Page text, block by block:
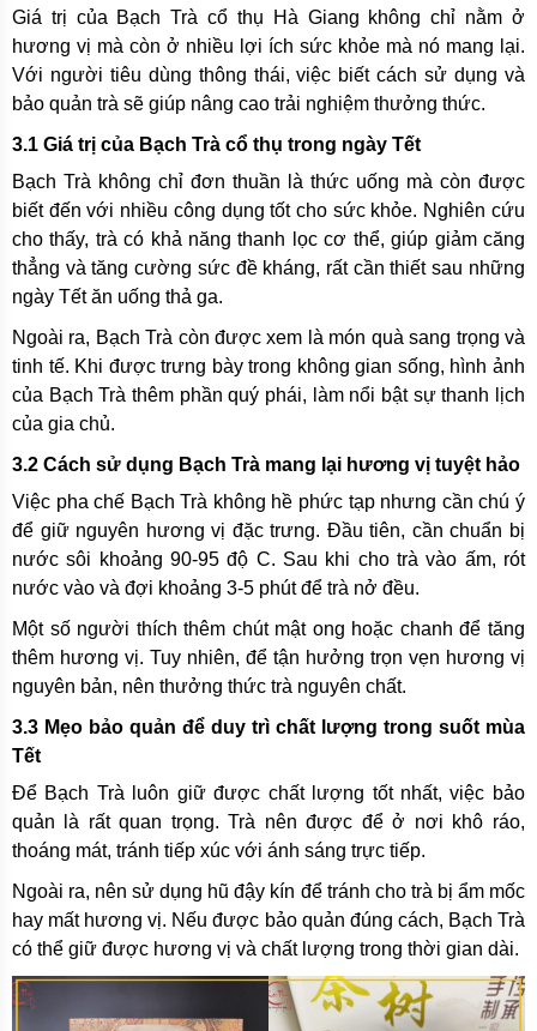
Giá trị của Bạch Trà cổ thụ Hà Giang không chỉ nằm ở
hương vị mà còn ở nhiều lợi ích sức khỏe mà nó mang lại.
Với người tiêu dùng thông thái, việc biết cách sử dụng và
bảo quản trà sẽ giúp nâng cao trải nghiệm thưởng thức.
3.1 Giá trị của Bạch Trà cổ thụ trong ngày Tết
Bạch Trà không chỉ đơn thuần là thức uống mà còn được
biết đến với nhiều công dụng tốt cho sức khỏe. Nghiên cứu
cho thấy, trà có khả năng thanh lọc cơ thể, giúp giảm căng
thẳng và tăng cường sức đề kháng, rất cần thiết sau những
ngày Tết ăn uống thả ga.
Ngoài ra, Bạch Trà còn được xem là món quà sang trọng và
tinh tế. Khi được trưng bày trong không gian sống, hình ảnh
của Bạch Trà thêm phần quý phái, làm nổi bật sự thanh lịch
của gia chủ.
3.2 Cách sử dụng Bạch Trà mang lại hương vị tuyệt hảo
Việc pha chế Bạch Trà không hề phức tạp nhưng cần chú ý
để giữ nguyên hương vị đặc trưng. Đầu tiên, cần chuẩn bị
nước sôi khoảng 90-95 độ C. Sau khi cho trà vào ấm, rót
nước vào và đợi khoảng 3-5 phút để trà nở đều.
Một số người thích thêm chút mật ong hoặc chanh để tăng
thêm hương vị. Tuy nhiên, để tận hưởng trọn vẹn hương vị
nguyên bản, nên thưởng thức trà nguyên chất.
3.3 Mẹo bảo quản để duy trì chất lượng trong suốt mùa
Tết
Để Bạch Trà luôn giữ được chất lượng tốt nhất, việc bảo
quản là rất quan trọng. Trà nên được để ở nơi khô ráo,
thoáng mát, tránh tiếp xúc với ánh sáng trực tiếp.
Ngoài ra, nên sử dụng hũ đậy kín để tránh cho trà bị ẩm mốc
hay mất hương vị. Nếu được bảo quản đúng cách, Bạch Trà
có thể giữ được hương vị và chất lượng trong thời gian dài.